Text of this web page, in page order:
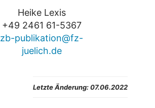
Heike Lexis
+49 2461 61-5367
zb-publikation@fz-
juelich.de
Letzte Änderung: 07.06.2022